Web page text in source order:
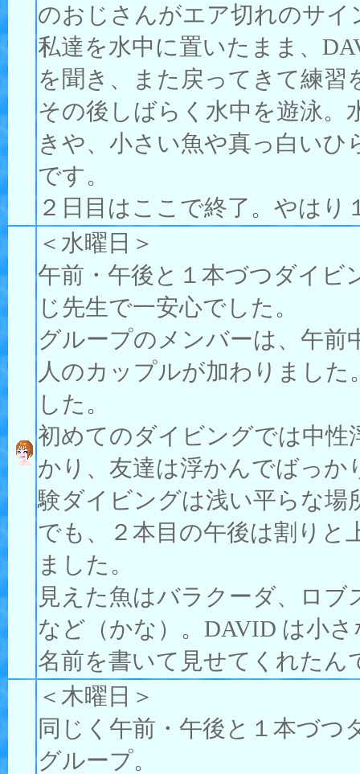
のおじさんがエア切れのサ
私達を水中に置いたまま、
を聞き、また戻ってきて練習
その後しばらく水中を遊泳
きや、小さい魚や真っ白い
です。
２日目はここで終了。やは
＜水曜日＞
午前・午後と１本づつダイビ
じ先生で一安心でした。
グループのメンバーは、午前
人のカップルが加わりまし
した。
初めてのダイビングでは中性
かり、友達は浮かんでばっか
験ダイビングは浅い平らな場
でも、２本目の午後は割りと
ました。
見えた魚はバラクーダ、ロ
など（かな）。DAVID は小
名前を書いて見せてくれたん
＜木曜日＞
同じく午前・午後と１本づつ
グループ。